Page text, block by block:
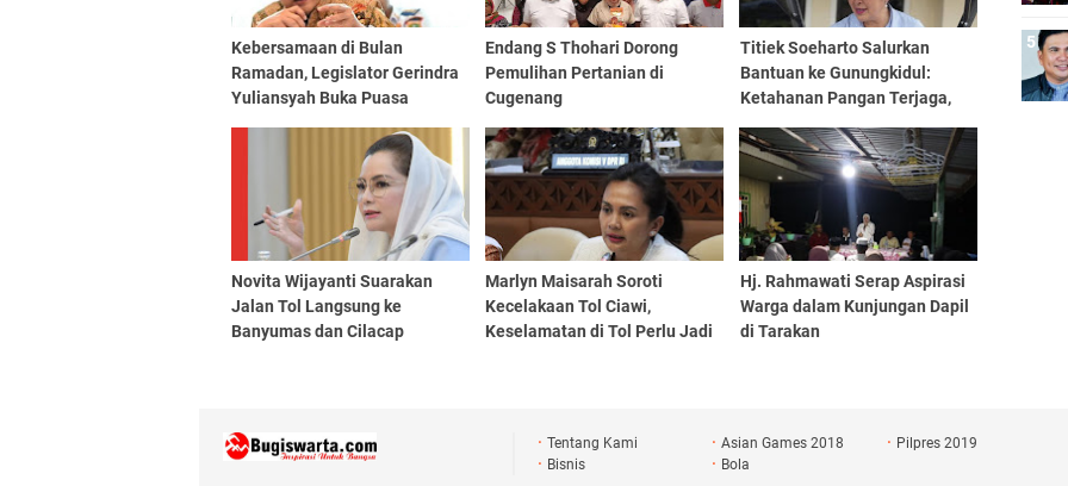
Kebersamaan di Bulan
Ramadan, Legislator Gerindra
Yuliansyah Buka Puasa
Endang S Thohari Dorong
Pemulihan Pertanian di
Cugenang
Titiek Soeharto Salurkan
Bantuan ke Gunungkidul:
Ketahanan Pangan Terjaga,
Novita Wijayanti Suarakan
Jalan Tol Langsung ke
Banyumas dan Cilacap
Marlyn Maisarah Soroti
Kecelakaan Tol Ciawi,
Keselamatan di Tol Perlu Jadi
Hj. Rahmawati Serap Aspirasi
Warga dalam Kunjungan Dapil
di Tarakan
Tentang Kami Asian Games 2018
Pilpres 2019
Bisnis
Bola